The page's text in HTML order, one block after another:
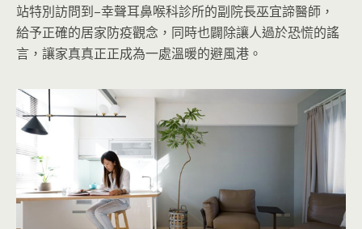
站特別訪問到–幸聲耳鼻喉科診所的副院長巫宜諦醫師，
給予正確的居家防疫觀念，同時也闢除讓人過於恐慌的謠
言，讓家真真正正成為一處溫暖的避風港。